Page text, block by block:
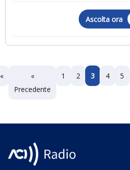
Ascolta ora
«
«
Precedente
1 2 3 4 5